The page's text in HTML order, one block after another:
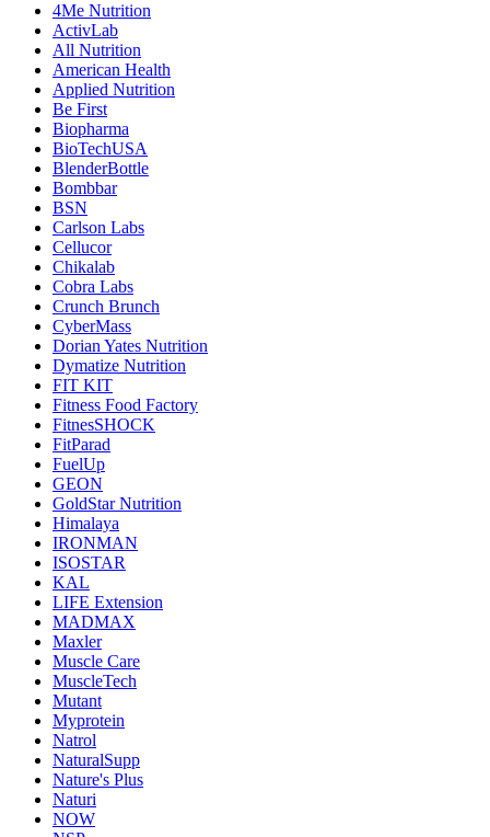
4Me Nutrition
ActivLab
All Nutrition
American Health
Applied Nutrition
Be First
Biopharma
BioTechUSA
BlenderBottle
Bombbar
BSN
Carlson Labs
Cellucor
Chikalab
Cobra Labs
Crunch Brunch
CyberMass
Dorian Yates Nutrition
Dymatize Nutrition
FIT KIT
Fitness Food Factory
FitnesSHOCK
FitParad
FuelUp
GEON
GoldStar Nutrition
Himalaya
IRONMAN
ISOSTAR
KAL
LIFE Extension
MADMAX
Maxler
Muscle Care
MuscleTech
Mutant
Myprotein
Natrol
NaturalSupp
Nature's Plus
Naturi
NOW